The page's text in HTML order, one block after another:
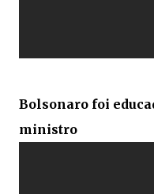
Bolsonaro foi
ministro